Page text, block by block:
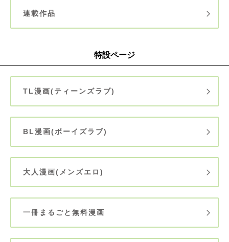
連載作品
特設ページ
TL漫画(ティーンズラブ)
BL漫画(ボーイズラブ)
大人漫画(メンズエロ)
一冊まるごと無料漫画